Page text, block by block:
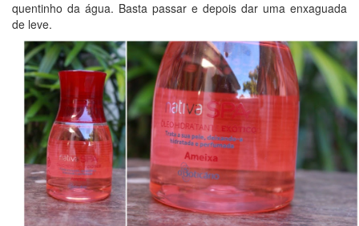
quentinho da água. Basta passar e depois dar uma enxaguada
de leve.